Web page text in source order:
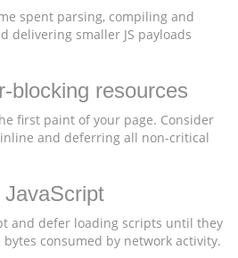
spent parsing, compiling and
delivering smaller JS payloads
blocking resources
first paint of your page. Consider
inline and deferring all non-critical
JavaScript
and defer loading scripts until they
consumed by network activity.